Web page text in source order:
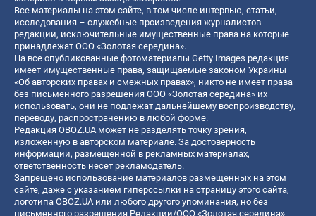
Все материалы на этом сайте, в том числе интервью, статьи,
исследования – служебные произведения журналистов
редакции, исключительные имущественные права на которые
принадлежат ООО «Золотая середина».
На все опубликованные фотоматериалы Getty Images редакция
имеет имущественные права, защищаемые законом Украины
«Об авторских правах и смежных правах», никто не имеет права
без письменного разрешения ООО «Золотая середина» их
использовать, они не подлежат дальнейшему воспроизводству,
переводу, распространению в любой форме.
Редакция OBOZ.UA может не разделять точку зрения,
изложенную в авторском материале. За достоверность
информации, размещенной в рекламных материалах,
ответственность несет рекламодатель.
Запрещено использование материалов размещенных на этом
сайте, даже с указанием гиперссылки на страницу этого сайта,
логотипа OBOZ.UA или любого другого упоминания, но без
письменного разрешения Редакции/ООО «Золотая середина»